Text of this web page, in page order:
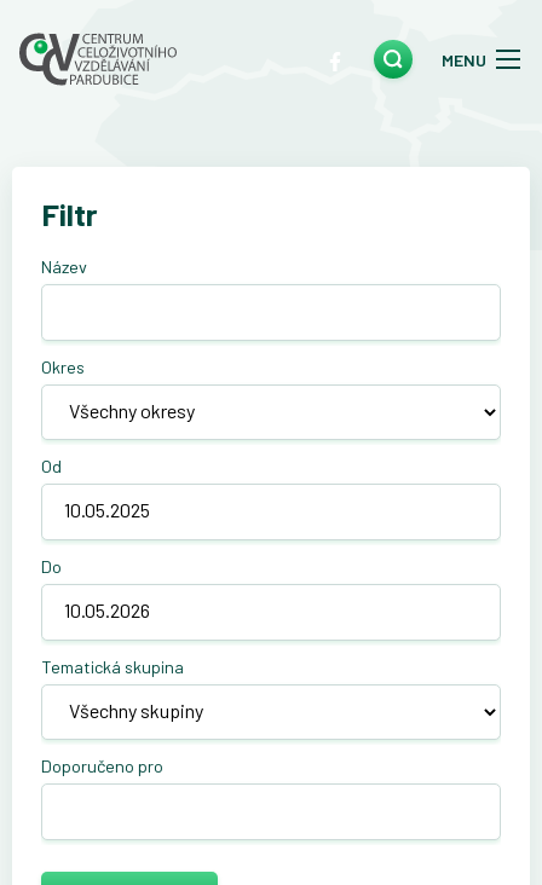
MENU
Filtr
Název
Okres
Od
Do
Tematická skupina
Doporučeno pro